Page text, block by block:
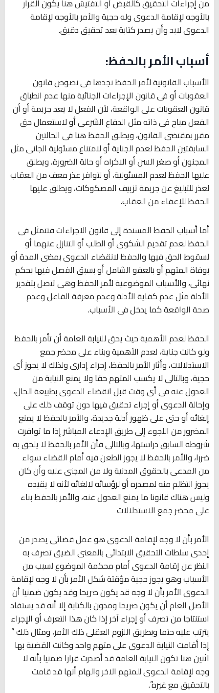
من إجراءات التحقيق كالقبض أو التفتيش هنا يكون القرار
بالأوجه لإقامة الدعوى وله حجية والأمر بالأوجه لإقامة
الدعوى لابد وأن يصدر كتابة بعد تحقيق دقيق.
أسباب الأمر بالحفظ:
الأسباب القانونية لأمر الحفظ نجدها فى نصوص قانون
العقوبات أو فى قانون الإجراءات الجنائية منها عدم انطباق
قانون العقوبات على الواقعة، لأن الفعل لا يعد جريمة أو أن
الفعل مباح فى ذاته مثل الدفاع الشرعى أو لاستعمال حق
مقرر بمقتضى القانون، ويطلق الحفظ هنا فى الحالتين
السابقتين الحفظ لعدم الجناية أو لامتناع مسئولية الجانى مثل
المجنون أو صغر السن أو الاكراه أو حالة الضرورة، ويطلق
عليها الحفظ لعدم المسئولية، أو لتوافر عذر معف من العقاب
لعذر للتبليغ عن جريمة تزييف المصكوكات، ويطلق عليها
الحفظ للإعفاء من العقاب.
أما أسباب الحفظ المسندة إلى قانون الاجراءات فتتمثل فى
الحفظ لعدم تقديم الشكوى أو الطلب أو التنازل عنهما أو
لسقوط الحق فيها والحفظ لانقضاء الدعوى بمضى المدة أو
بوفاة المتهم أو بالعفو الشامل أو بسبق الفصل فيها بحكم
نهائى، والأسباب الموضوعية لأمر الحفظ وهى تتصل بتقدير
الأدلة مثل عدم كفاية الأدلة وعدم معرفة الفاعل وعدم
صحة الواقعة كما يدخل فى الأسباب.
الحفظ لعدم الأهمية حيث يحق للنيابة العامة أن تأمر بالحفظ
ولو كانت جناية، لعدم الأهمية وبناء على محضر جمع
الاستدلالات، وأثار الأمر بالحفظ، إجراء إدارى ولذلك لا يجوز أى
حجية، وبالتالى لا يكسب المتهم حقا ولا يمنع النيابة من
العدول عنه فى أى وقت قبل انقضاء الدعوى بطبيعة الحال،
وإحالة الدعوى أو إجراء تحقيق فيها دون توقف ذلك على
إلغائه أو حتى على ظهور أدلة جديدة، والأمر بالحفظ لا يمنع
المضرور من اللجوء إلى طريق الإدعاء المباشر إذا ما توافرت
شروطه السابق دراستها، وبالتالى فأن الأمر بالحفظ لا يلحق به
ضررا، والأمر بالحفظ لا يجوز الطعن فيه أمام القضاء سواء
من المدعى بالحقوق المدنية ولا من المجنى عليه وأن كان
يجوز التظلم منه لمصدره أو لرؤسائه لالغائه لأنه لا يقيده
وليس هناك قانونا ما يمنع العدول عنه، والأمر بالحفظ بناء
على محضر جمع الاستدلالات
الأمر بأن لا وجه لإقامة الدعوى هو عمل قضائى يصدر من
إحدى سلطات التحقيق الابتدائى بالمعنى الضيق تصرف به
النظر عن إقامة الدعوى أمام محكمة الموضوع لسبب من
الأسباب وهو يجوز حجية مؤقتة شكل الأمر بأن لا وجه لإقامة
الدعوى الأمر بأن لا وجه قد يكون صريحا وقد يكون ضمنيا أن
الأصل العام أن يكون صريحا ومدون بالكتابة إلا أنه قد يستفاد
استنتاجا من تصرف أو إجراء آخر إذا كان هذا التعرف أو الإجراء
يترتب عليه حتما وبطريق اللزوم العقلى ذلك الأمر، ومثال ذلك ”
إذا أقامت النيابة الدعوى على متهم واحد وكانت القضية بها
اثنين هنا تكون النيابة العامة قد أصدرت قرارا ضمنيا بأنه لا
وجه لإقامة الدعوى للمتهم الاخر والهام أنها قد قامت
بالتحقيق مع غيره”.